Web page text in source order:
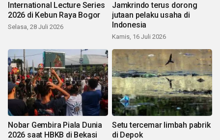
International Lecture Series
2026 di Kebun Raya Bogor
Selasa, 28 Juli 2026
Jamkrindo terus dorong
jutaan pelaku usaha di
Indonesia
Kamis, 16 Juli 2026
Nobar Gembira Piala Dunia
2026 saat HBKB di Bekasi
Setu tercemar limbah pabrik
di Depok